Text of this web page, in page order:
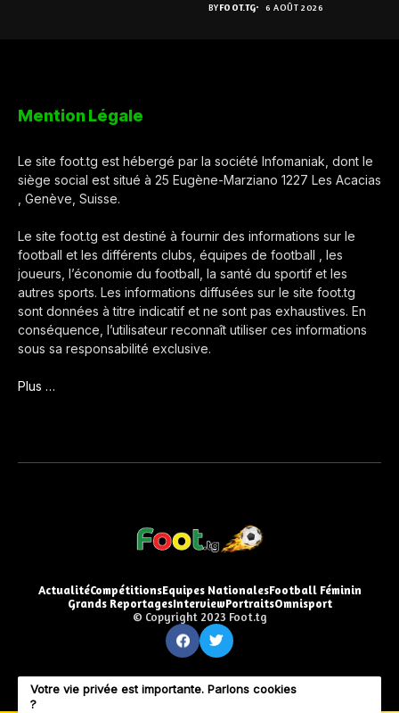
BYFOOT.TG 6 AOÛT 2026
Mention Légale
Le site foot.tg est hébergé par la société Infomaniak, dont le
siège social est situé à 25 Eugène-Marziano 1227 Les Acacias
, Genève, Suisse.
Le site foot.tg est destiné à fournir des informations sur le
football et les différents clubs, équipes de football , les
joueurs, l’économie du football, la santé du sportif et les
autres sports. Les informations diffusées sur le site foot.tg
sont données à titre indicatif et ne sont pas exhaustives. En
conséquence, l’utilisateur reconnaît utiliser ces informations
sous sa responsabilité exclusive.
Plus …
ActualitéCompétitionsEquipes NationalesFootball Féminin
Grands ReportagesInterviewPortraitsOmnisport
© Copyright 2023 Foot.tg
Votre vie privée est importante. Parlons cookies
?